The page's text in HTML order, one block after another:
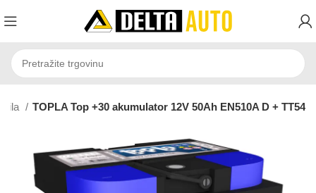
TOPLA Top +30 akumulator 12V 50Ah EN510A D + TT54